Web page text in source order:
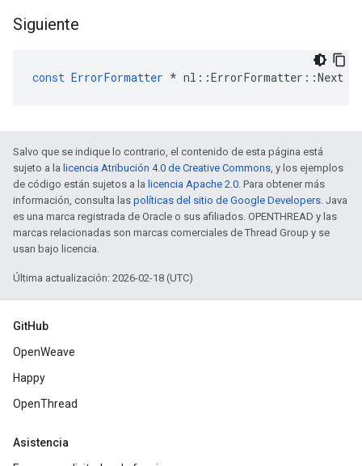
Siguiente
const ErrorFormatter * nl ::ErrorFormatter ::Next
Salvo que se indique lo contrario, el contenido de esta página está
sujeto a la licencia Atribución 4.0 de Creative Commons, y los ejemplos
de código están sujetos a la licencia Apache 2.0. Para obtener más
información, consulta las políticas del sitio de Google Developers. Java
es una marca registrada de Oracle o sus afiliados. OPENTHREAD y las
marcas relacionadas son marcas comerciales de Thread Group y se
usan bajo licencia.
Última actualización: 2026-02-18 (UTC)
GitHub
OpenWeave
Happy
OpenThread
Asistencia